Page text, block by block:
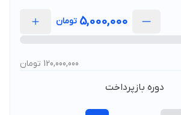
5,000,000 تومان
120,000,000 تومان
دوره بازپرداخت